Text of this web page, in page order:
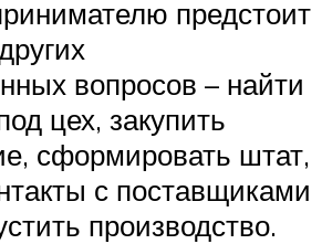
предстоит
вопросов – найти
цех, закупить
сформировать штат,
с поставщиками
производство.